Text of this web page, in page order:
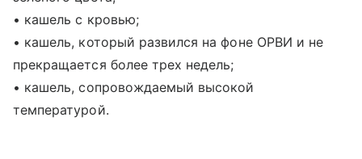
• кашель с кровью;
• кашель, который развился на фоне ОРВИ и не
прекращается более трех недель;
• кашель, сопровождаемый высокой
температурой.